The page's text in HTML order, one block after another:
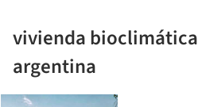
vivienda bioclimática
argentina